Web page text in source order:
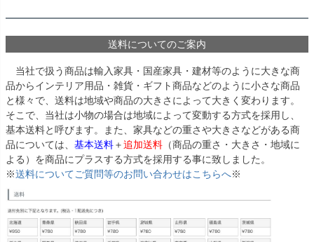
送料についてのご案内
当社で扱う商品は輸入家具・国産家具・建材等のように大きな商
品からインテリア用品・雑貨・ギフト商品などのように小さな商品
と様々で、送料は地域や商品の大きさによって大きく変わります。
そこで、当社は小物の場合は地域によって変動する方式を採用し、
基本送料と呼びます。また、家具などの重さや大きさなどがある商
品については、 基本送料＋追加送料 （商品の重さ・大きさ・地域に
よる）を商品にプラスする方式を採用する事に致しました。
※送料についてご質問等のお問い合わせはこちらへ※